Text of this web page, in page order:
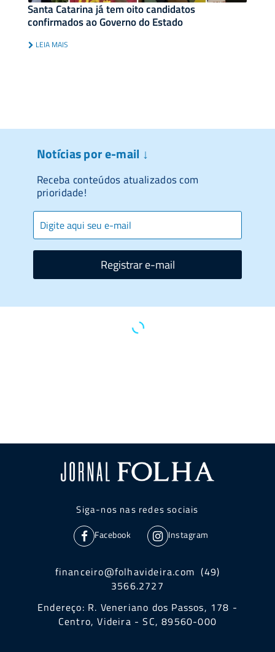
Santa Catarina já tem oito candidatos
confirmados ao Governo do Estado
LEIA MAIS
Notícias por e-mail ↓
Receba conteúdos atualizados com
prioridade!
Registrar e-mail
Siga-nos nas redes sociais
Facebook Instagram
financeiro@folhavideira.com (49)
3566.2727
Endereço: R. Veneriano dos Passos, 178 -
Centro, Videira - SC, 89560-000